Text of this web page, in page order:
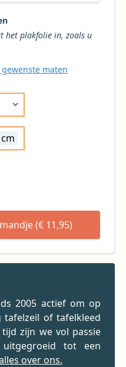
in, zoals u
maten
cm
in mijn winkelmandje (€ 11,95)
2005 actief om op
of tafelkleed
zijn we vol passie
tot een
over ons.